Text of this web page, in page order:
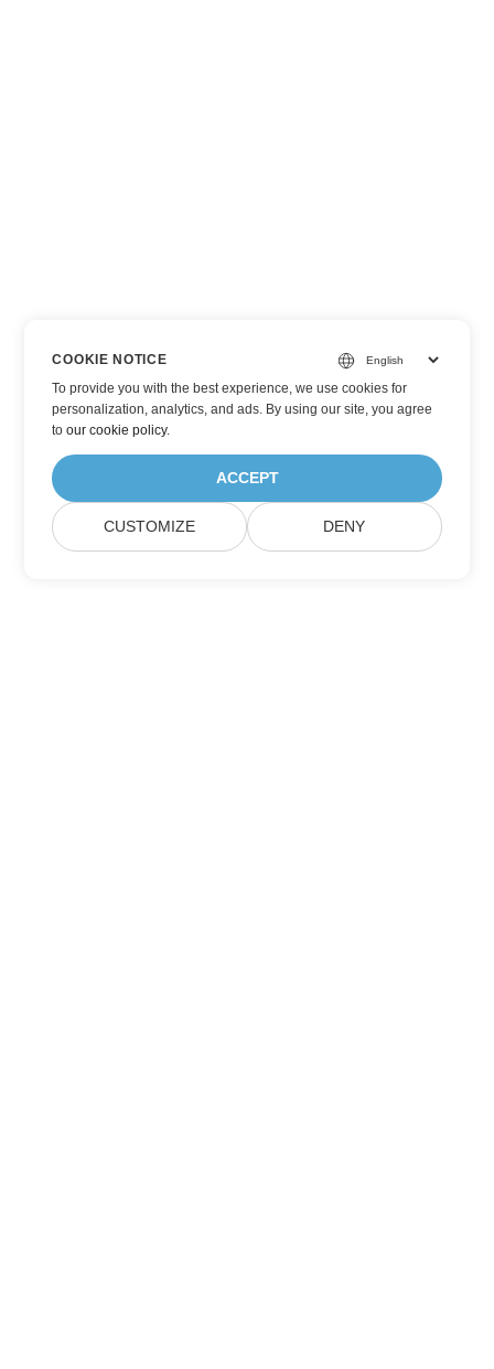
COOKIE NOTICE
To provide you with the best experience, we use cookies for
personalization, analytics, and ads. By using our site, you agree
toour cookie policy.
ACCEPT
CUSTOMIZE DENY